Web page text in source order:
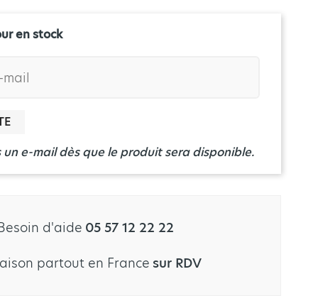
en stock
un e-mail dès que le produit sera disponible.
d'aide 05 57 12 22 22
partout en France sur RDV